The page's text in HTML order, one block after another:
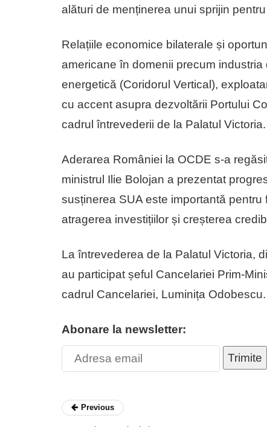
alături de menținerea unui sprijin
Relațiile economice bilaterale și
americane în domenii precum
energetică (Coridorul Vertical),
cu accent asupra dezvoltării Portului
cadrul întrevederii de la Palatul Victoria.
Aderarea României la OCDE s-a
ministrul Ilie Bolojan a prezentat
susținerea SUA este importantă
atragerea investițiilor și creșterea
La întrevederea de la Palatul Victoria,
au participat șeful Cancelariei Prim-
cadrul Cancelariei, Luminița Odobescu.
Abonare la newsletter:
Trimite
Previous